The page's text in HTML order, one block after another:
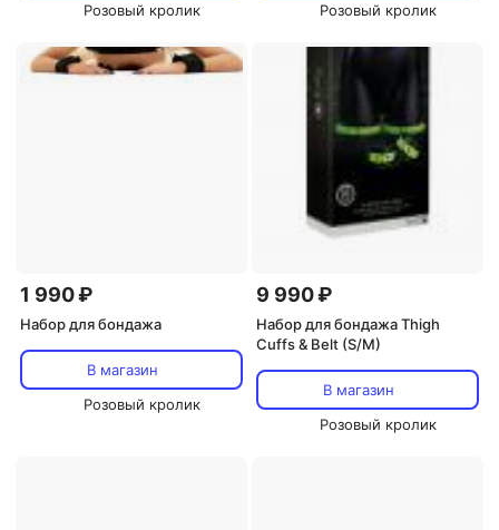
Розовый кролик
Розовый кролик
1 990 ₽
Набор для бондажа
В магазин
Розовый кролик
9 990 ₽
Набор для бондажа Thigh
Cuffs & Belt (S/M)
В магазин
Розовый кролик